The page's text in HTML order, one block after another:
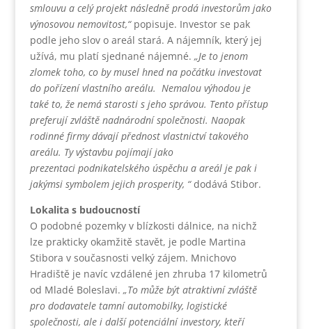
smlouvu a celý projekt následně prodá investorům jako
výnosovou nemovitost,“popisuje. Investor se pak
podle jeho slov o areál stará. A nájemník, který jej
užívá, mu platí sjednané nájemné. „Je to jenom
zlomek toho, co by musel hned na počátku investovat
do pořízení vlastního areálu. Nemalou výhodou je
také to, že nemá starosti s jeho správou. Tento přístup
preferují zvláště nadnárodní společnosti. Naopak
rodinné firmy dávají přednost vlastnictví takového
areálu. Ty výstavbu pojímají jako
prezentaci podnikatelského úspěchu a areál je pak i
jakýmsi symbolem jejich prosperity, “dodává Stibor.
Lokalita s budoucností
O podobné pozemky v blízkosti dálnice, na nichž
lze prakticky okamžitě stavět, je podle Martina
Stibora v současnosti velký zájem. Mnichovo
Hradiště je navíc vzdálené jen zhruba 17 kilometrů
od Mladé Boleslavi. „To může být atraktivní zvláště
pro dodavatele tamní automobilky, logistické
společnosti, ale i další potenciální investory, kteří